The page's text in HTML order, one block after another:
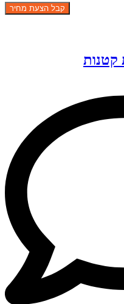
קטנות